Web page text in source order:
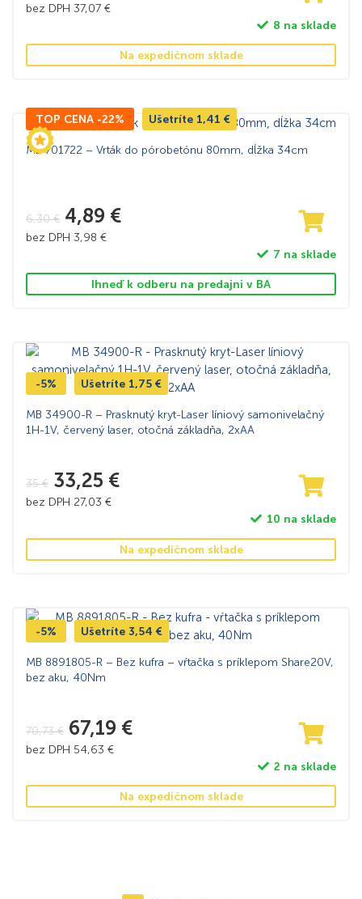
bez DPH 37,07 €
8 na sklade
Na expedičnom sklade
TOP CENA -22% Ušetríte 1,41 €
MB 701722 – Vrták do pórobetónu 80mm, dĺžka 34cm
6,30€ 4,89 €
bez DPH 3,98 €
7 na sklade
Ihneď k odberu na predajni v BA
-5% Ušetríte 1,75 €
MB 34900-R – Prasknutý kryt-Laser líniový samonivelačný
1H-1V, červený laser, otočná základňa, 2xAA
35€ 33,25 €
bez DPH 27,03 €
10 na sklade
Na expedičnom sklade
-5% Ušetríte 3,54 €
MB 8891805-R – Bez kufra – vŕtačka s príklepom Share20V,
bez aku, 40Nm
70,73€ 67,19 €
bez DPH 54,63 €
2 na sklade
Na expedičnom sklade